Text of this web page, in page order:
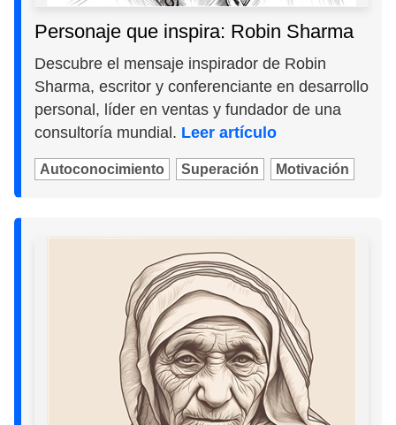
Personaje que inspira: Robin Sharma
Descubre el mensaje inspirador de Robin
Sharma, escritor y conferenciante en desarrollo
personal, líder en ventas y fundador de una
consultoría mundial. Leer artículo
Autoconocimiento Superación Motivación